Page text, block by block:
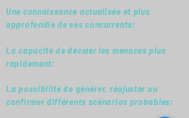
Une connaissance actualisée et plus
approfondie de ses concurrents;
La capacité de déceler les menaces plus
rapidement;
La possibilité de générer, réajuster ou
confirmer différents scénarios probables;